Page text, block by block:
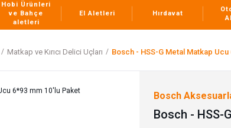
Hobi Ürünleri
ve Bahçe
aletleri
El Aletleri Hırdavat
Matkap ve Kırıcı Delici Uçları Bosch - HSS-G Metal Matkap
Bosch
Bosch - HSS-